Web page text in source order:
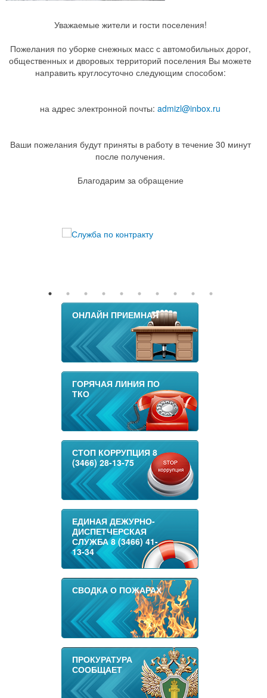
Уважаемые жители и гости поселения!
Пожелания по уборке снежных масс с автомобильных дорог,
общественных и дворовых территорий поселения Вы можете
направить круглосуточно следующим способом:
на адрес электронной почты: admizl@inbox.ru
Ваши пожелания будут приняты в работу в течение 30 минут
после получения.
Благодарим за обращение
ОНЛАЙН ПРИЕМНАЯ
ГОРЯЧАЯ ЛИНИЯ ПО
ТКО
СТОП КОРРУПЦИЯ 8
(3466) 28-13-75
ЕДИНАЯ ДЕЖУРНО-
ДИСПЕТЧЕРСКАЯ
СЛУЖБА 8 (3466) 41-
13-34
СВОДКА О ПОЖАРАХ
ПРОКУРАТУРА
СООБЩАЕТ